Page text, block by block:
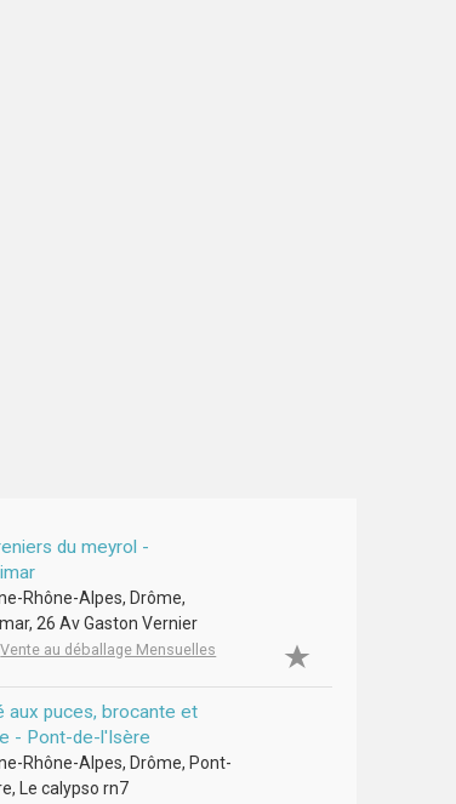
du meyrol -
Rhône-Alpes, Drôme,
26 Av Gaston Vernier
Vente au déballage Mensuelles
aux puces, brocante et
- Pont-de-l'Isère
Rhône-Alpes, Drôme, Pont-
Le calypso rn7